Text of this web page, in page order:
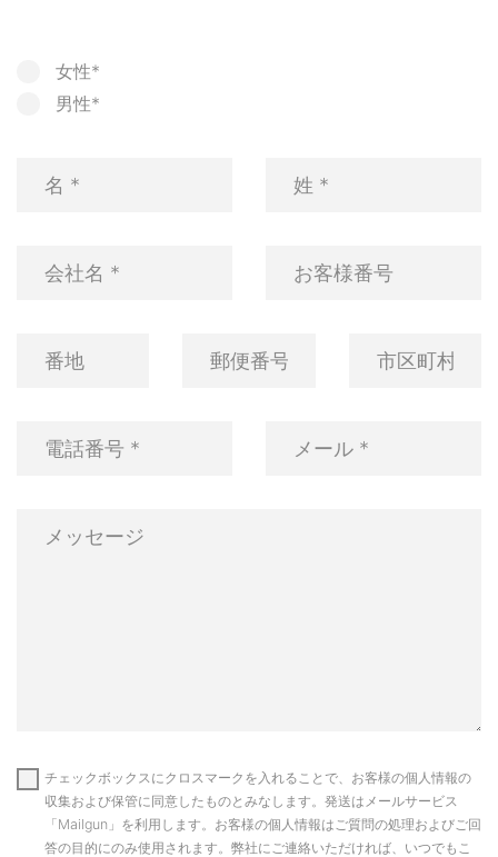
女性*
男性*
チェックボックスにクロスマークを入れることで、お客様の個人情報の
収集および保管に同意したものとみなします。発送はメールサービス
「Mailgun」を利用します。お客様の個人情報はご質問の処理およびご回
答の目的にのみ使用されます。弊社にご連絡いただければ、いつでもこ